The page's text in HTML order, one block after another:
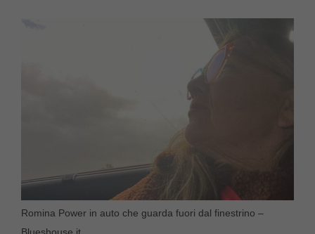
Romina Power in auto che guarda fuori dal finestrino –
Blueshouse.it